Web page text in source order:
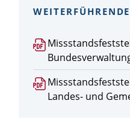
PDF
Datei
herunterladen
Landes- und
PDF
Datei
herunterladen